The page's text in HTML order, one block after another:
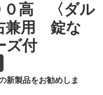
０高 〈ダル
兼用 錠な
ズ付
新製品をお勧めしま